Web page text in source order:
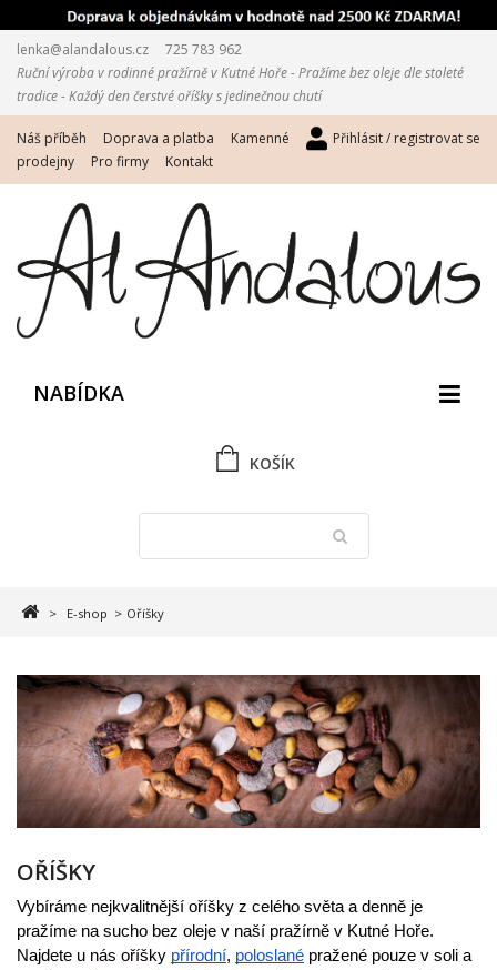
lenka@alandalous.cz 725 783 962
Ruční výroba v rodinné pražírně v Kutné Hoře - Pražíme bez oleje dle stoleté
tradice - Každý den čerstvé oříšky s jedinečnou chutí
Přihlásit / registrovat se
Náš příběh Doprava a platba
Kamenné
prodejny
Pro firmy Kontakt
NABÍDKA
KOŠÍK
> E-shop > Oříšky
OŘÍŠKY
Vybíráme nejkvalitnější oříšky z celého světa a denně je
pražíme na sucho bez oleje v naší pražírně v Kutné Hoře.
Najdete u nás oříšky přírodní, poloslané pražené pouze v soli a